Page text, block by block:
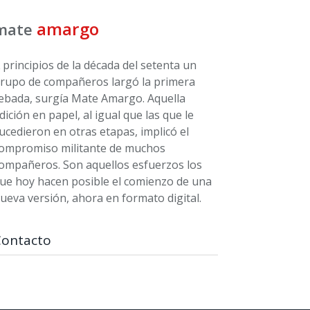
amargo
principios de la década del setenta un
de compañeros largó la primera
surgía Mate Amargo. Aquella
en papel, al igual que las que le
en otras etapas, implicó el
militante de muchos
Son aquellos esfuerzos los
hoy hacen posible el comienzo de una
versión, ahora en formato digital.